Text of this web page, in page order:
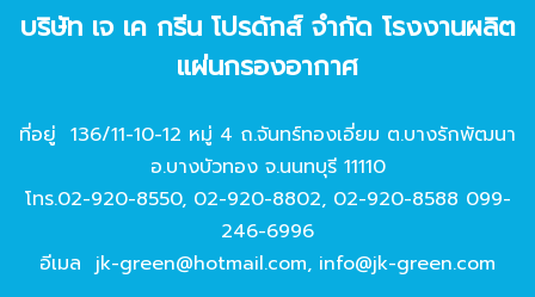
บริษัท เจ เค กรีน โปรดักส์ จํากัด โรงงานผลิต
แผ่นกรองอากาศ
ที่อยู่ 136/11-10-12 หมู่ 4 ถ.จันทร์ทองเอี่ยม ต.บางรักพัฒนา
อ.บางบัวทอง จ.นนทบุรี 11110
โทร.02-920-8550, 02-920-8802, 02-920-8588 099-
246-6996
อีเมล jk-green@hotmail.com, info@jk-green.com